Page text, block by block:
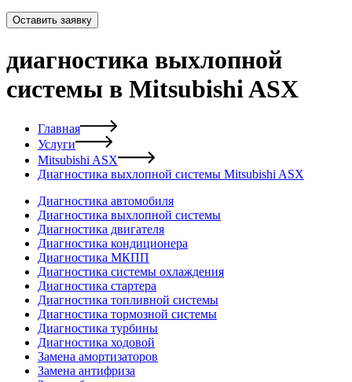
Оставить заявку
диагностика выхлопной
системы в Mitsubishi ASX
Главная
Услуги
Mitsubishi ASX
Диагностика выхлопной системы Mitsubishi ASX
Диагностика автомобиля
Диагностика выхлопной системы
Диагностика двигателя
Диагностика кондиционера
Диагностика МКПП
Диагностика системы охлаждения
Диагностика стартера
Диагностика топливной системы
Диагностика тормозной системы
Диагностика турбины
Диагностика ходовой
Замена амортизаторов
Замена антифриза